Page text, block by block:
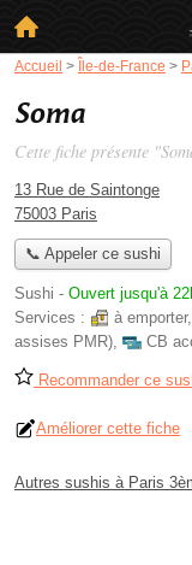
Accueil > Île-de-France >
Soma
Cette fiche présente
13 Rue de Saintonge
75003 Paris
📞 Appeler ce sushi
Sushi - Ouvert jusqu'à
Services :
à emporter,
assises PMR), CB
Recommander ce
Améliorer cette fiche
Autres sushis à Paris